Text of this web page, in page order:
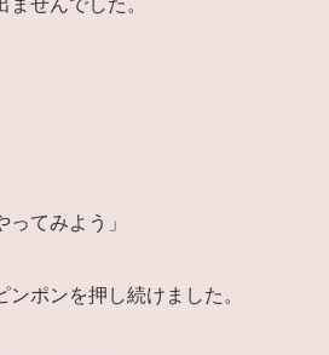
ってみよう」
ポンを押し続けました。